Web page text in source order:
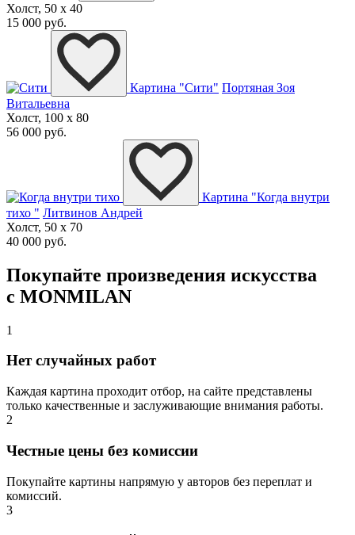
Холст, 50 x 40
15 000 руб.
Картина "Сити" Портяная Зоя
Витальевна
Холст, 100 x 80
56 000 руб.
Картина "Когда внутри
тихо " Литвинов Андрей
Холст, 50 x 70
40 000 руб.
Покупайте произведения искусства
с MONMILAN
1
Нет случайных работ
Каждая картина проходит отбор, на сайте представлены
только качественные и заслуживающие внимания работы.
2
Честные цены без комиссии
Покупайте картины напрямую у авторов без переплат и
комиссий.
3